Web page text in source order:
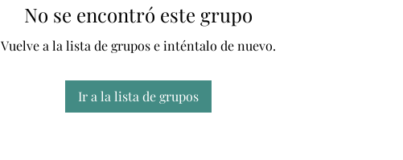
No se encontró este grupo
Vuelve a la lista de grupos e inténtalo de nuevo.
Ir a la lista de grupos